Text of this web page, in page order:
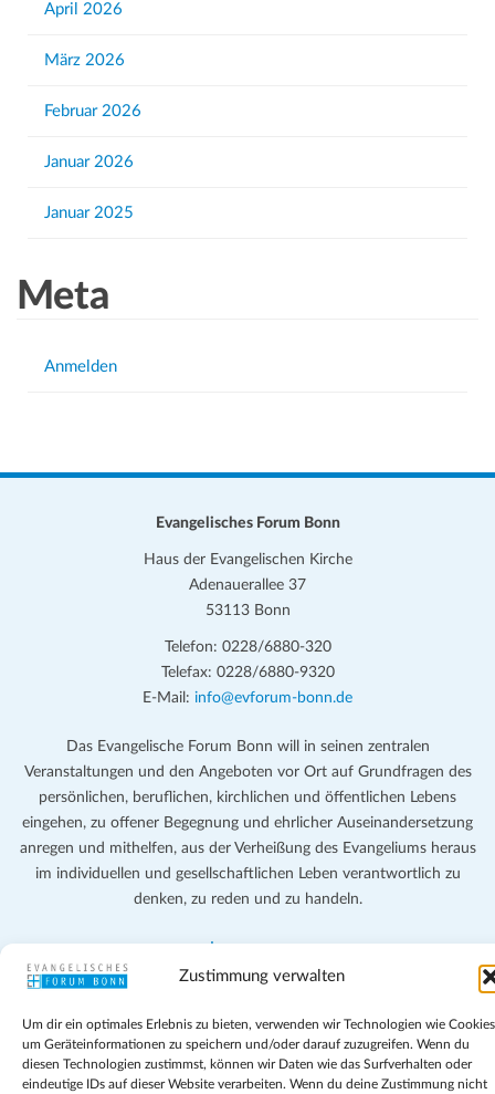
Zustimmung verwalten
Um dir ein optimales Erlebnis zu bieten, verwenden wir Technologien wie
um Geräteinformationen zu speichern und/oder darauf zuzugreifen. Wenn du
diesen Technologien zustimmst, können wir Daten wie das Surfverhalten oder
eindeutige IDs auf dieser Website verarbeiten. Wenn du deine Zustimmung nicht
April 2026
März 2026
Februar 2026
Januar 2026
Januar 2025
Meta
Anmelden
Evangelisches Forum Bonn
Haus der Evangelischen Kirche
Adenauerallee 37
53113 Bonn
Telefon: 0228/6880-320
Telefax: 0228/6880-9320
E-Mail: info@evforum-bonn.de
Das Evangelische Forum Bonn will in seinen zentralen
Veranstaltungen und den Angeboten vor Ort auf Grundfragen des
persönlichen, beruflichen, kirchlichen und öffentlichen Lebens
eingehen, zu offener Begegnung und ehrlicher Auseinandersetzung
anregen und mithelfen, aus der Verheißung des Evangeliums heraus
im individuellen und gesellschaftlichen Leben verantwortlich zu
denken, zu reden und zu handeln.
Impressum
Datenschutz
Evangelische Kirche in Bonn
Cookie-Richtlinie (EU)
Geschäftsbedingungen